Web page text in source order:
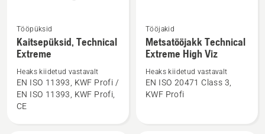
Vaata
rohkem
üksikasju
toote
Kaitsepüksid,
Technical
Tööpüksid
Kaitsepüksid, Technical
Extreme
Heaks kiidetud vastavalt
EN ISO 11393, KWF Profi /
EN ISO 11393, KWF Profi,
CE
Vaata
rohkem
üksikasju
toote
Metsatööjakk
Tööjakid
Metsatööjakk Technical
Extreme High Viz
Heaks kiidetud vastavalt
EN ISO 20471 Class 3,
KWF Profi